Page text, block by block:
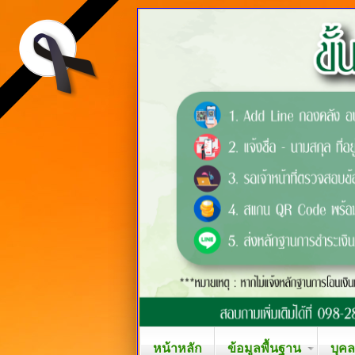
หน้าหลัก ข้อมูลพื้นฐาน บุค